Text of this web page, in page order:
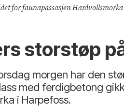
for faunapassasjen
storstøp
morgen har den
med ferdigbetong
i Harpefoss.